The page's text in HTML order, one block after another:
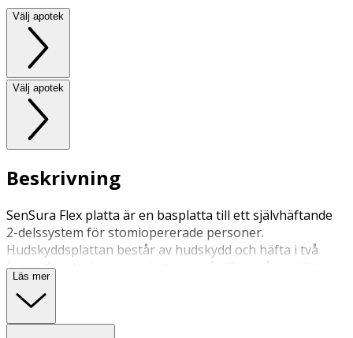
Välj apotek
Välj apotek
Beskrivning
SenSura Flex platta är en basplatta till ett självhäftande
2-delssystem för stomiopererade personer.
Hudskyddsplattan består av hudskydd och häfta i två
lager. Ytan täcks av en plastring, på vilken påsen klistras.
Plattan kan sitta på flera dagar och byts vid behov. Kan
endast användas med SenSura Flex påsar.
Läs mer